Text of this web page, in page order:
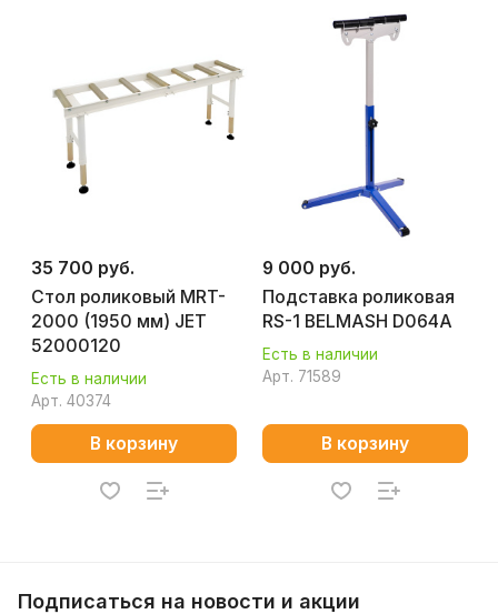
35 700 руб.
Стол роликовый MRT-
2000 (1950 мм) JET
52000120
Есть в наличии
Арт. 40374
В корзину
9 000 руб.
Подставка роликовая
RS-1 BELMASH D064A
Есть в наличии
Арт. 71589
В корзину
Подписаться на новости и акции